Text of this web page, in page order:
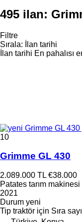
495 ilan:
Filtre
Sırala:
İlan tarihi
İlan tarihi En pahalısı
10
Grimme GL 430
2.089.000 TL €38.000
Patates tarım
2021
Durum yeni
Tip traktör için Sıra